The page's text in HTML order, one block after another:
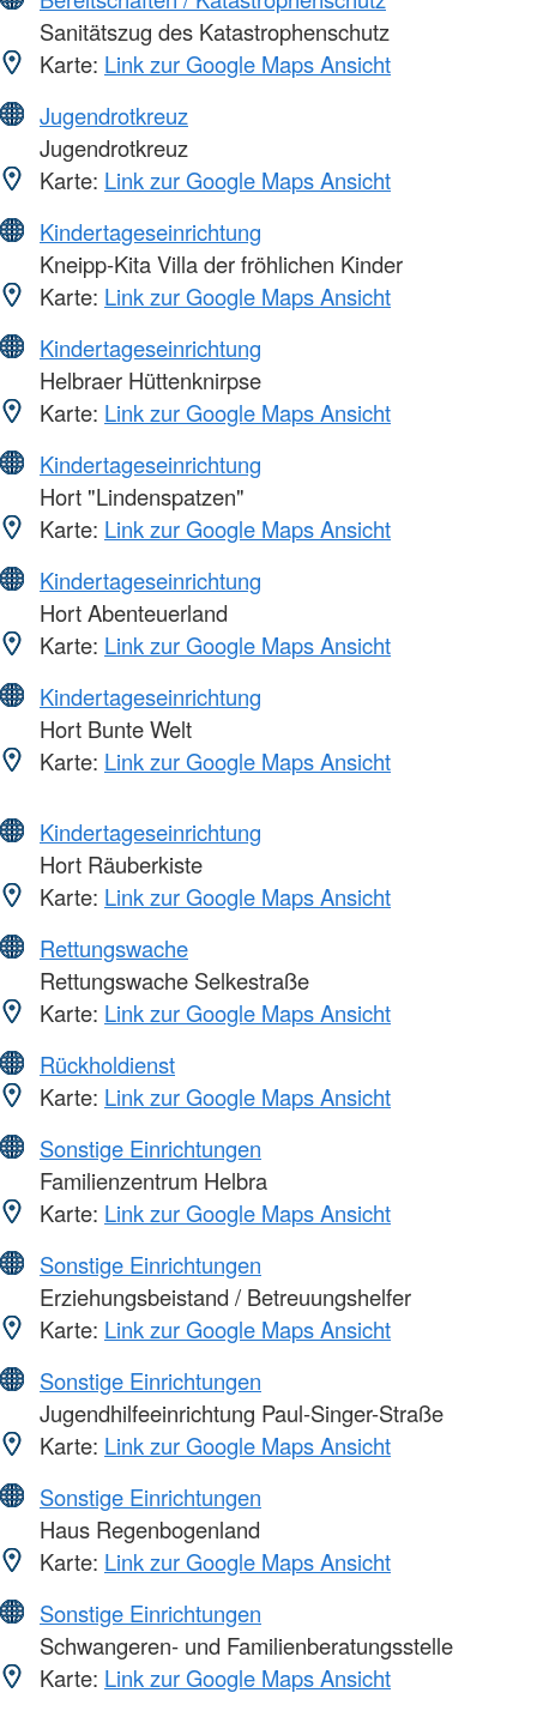
Sanitätszug des Katastrophenschutz
Karte: Link zur Google Maps Ansicht
Jugendrotkreuz
Jugendrotkreuz
Karte: Link zur Google Maps Ansicht
Kindertageseinrichtung
Kneipp-Kita Villa der fröhlichen Kinder
Karte: Link zur Google Maps Ansicht
Kindertageseinrichtung
Helbraer Hüttenknirpse
Karte: Link zur Google Maps Ansicht
Kindertageseinrichtung
Hort "Lindenspatzen"
Karte: Link zur Google Maps Ansicht
Kindertageseinrichtung
Hort Abenteuerland
Karte: Link zur Google Maps Ansicht
Kindertageseinrichtung
Hort Bunte Welt
Karte: Link zur Google Maps Ansicht
Kindertageseinrichtung
Hort Räuberkiste
Karte: Link zur Google Maps Ansicht
Rettungswache
Rettungswache Selkestraße
Karte: Link zur Google Maps Ansicht
Rückholdienst
Karte: Link zur Google Maps Ansicht
Sonstige Einrichtungen
Familienzentrum Helbra
Karte: Link zur Google Maps Ansicht
Sonstige Einrichtungen
Erziehungsbeistand / Betreuungshelfer
Karte: Link zur Google Maps Ansicht
Sonstige Einrichtungen
Jugendhilfeeinrichtung Paul-Singer-Straße
Karte: Link zur Google Maps Ansicht
Sonstige Einrichtungen
Haus Regenbogenland
Karte: Link zur Google Maps Ansicht
Sonstige Einrichtungen
Schwangeren- und Familienberatungsstelle
Karte: Link zur Google Maps Ansicht